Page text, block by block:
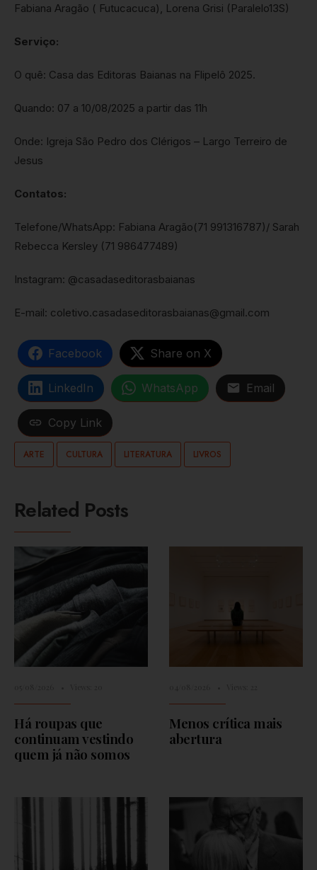
Fabiana Aragão ( Futucacuca), Lorena Grisi (Paralelo13S)
Serviço:
O quê: Casa das Editoras Baianas na Flipelô 2025.
Quando: 07 a 10/08/2025 a partir das 11h
Onde: Igreja São Pedro dos Clérigos – Largo Terreiro de
Jesus
Contatos:
Telefone/WhatsApp: Fabiana Aragão(71 991316787)/ Sarah
Rebecca Kersley (71 986477489)
Instagram: @casadaseditorasbaianas
E-mail: coletivo.casadaseditorasbaianas@gmail.com
Facebook Share on X
LinkedIn WhatsApp Email
Copy Link
ARTE CULTURA LITERATURA LIVROS
Related Posts
Há roupas que
continuam vestindo
quem já não somos
Menos crítica mais
abertura